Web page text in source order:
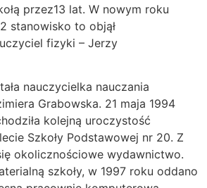
przez13 lat. W nowym roku
stanowisko to objął
fizyki – Jerzy
nauczycielka nauczania
Grabowska. 21 maja 1994
kolejną uroczystość
Szkoły Podstawowej nr 20. Z
okolicznościowe wydawnictwo.
szkoły, w 1997 roku oddano